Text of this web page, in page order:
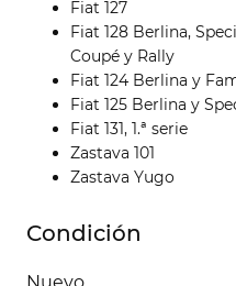
Fiat 127
Fiat 128 Berlina,
Coupé y Rally
Fiat 124 Berlina y
Fiat 125 Berlina y
Fiat 131, 1.ª serie
Zastava 101
Zastava Yugo
Condición